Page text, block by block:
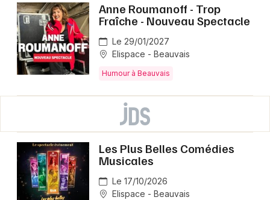
Anne Roumanoff - Trop
Fraîche - Nouveau Spectacle
Le 29/01/2027
Elispace - Beauvais
Humour à Beauvais
Les Plus Belles Comédies
Musicales
Le 17/10/2026
Elispace - Beauvais